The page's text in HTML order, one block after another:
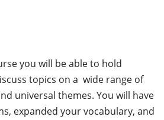
you will be able to hold
topics on a wide range of
universal themes. You will have
expanded your vocabulary, and